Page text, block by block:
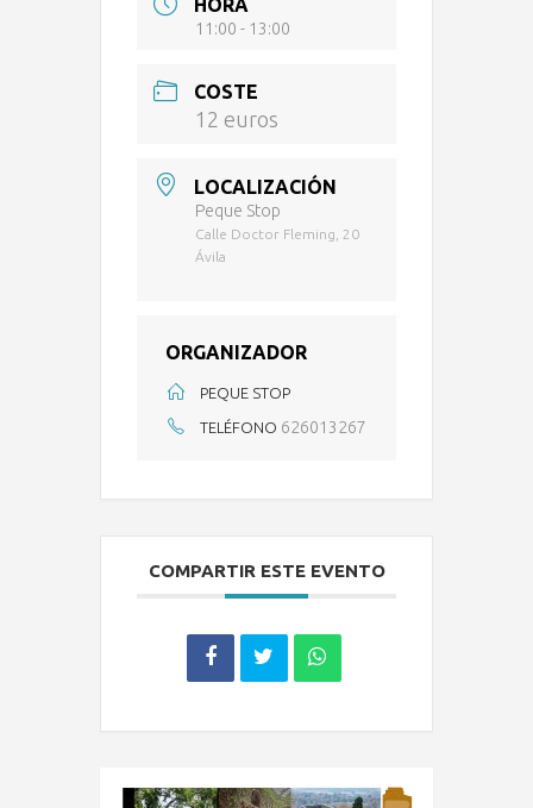
HORA
11:00 - 13:00
COSTE
12 euros
LOCALIZACIÓN
Peque Stop
Calle Doctor Fleming, 20
Ávila
ORGANIZADOR
PEQUE STOP
TELÉFONO 626013267
COMPARTIR ESTE EVENTO